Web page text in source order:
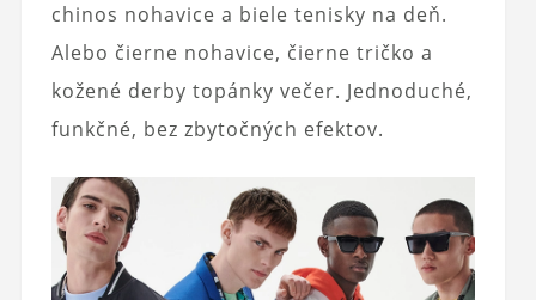
chinos nohavice a biele tenisky na deň.
Alebo čierne nohavice, čierne tričko a
kožené derby topánky večer. Jednoduché,
funkčné, bez zbytočných efektov.